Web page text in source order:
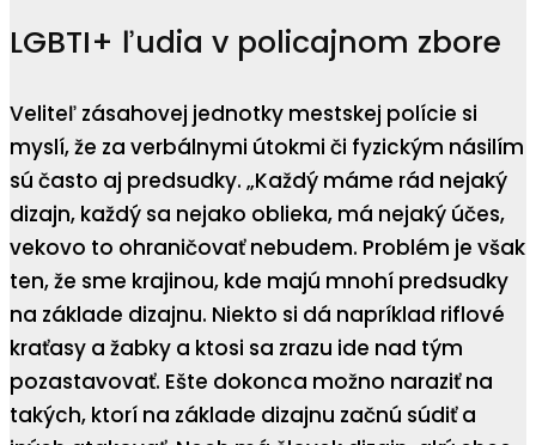
LGBTI+ ľudia v policajnom zbore
Veliteľ zásahovej jednotky mestskej polície si
myslí, že za verbálnymi útokmi či fyzickým násilím
sú často aj predsudky. „Každý máme rád nejaký
dizajn, každý sa nejako oblieka, má nejaký účes,
vekovo to ohraničovať nebudem. Problém je však
ten, že sme krajinou, kde majú mnohí predsudky
na základe dizajnu. Niekto si dá napríklad riflové
kraťasy a žabky a ktosi sa zrazu ide nad tým
pozastavovať. Ešte dokonca možno naraziť na
takých, ktorí na základe dizajnu začnú súdiť a